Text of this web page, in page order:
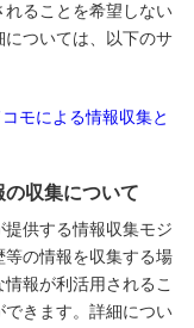
ることを希望しない
ついては、以下のサ
モによる情報収集と
収集について
供する情報収集モジ
等の情報を収集する場
報が利活用されるこ
きます。詳細につい